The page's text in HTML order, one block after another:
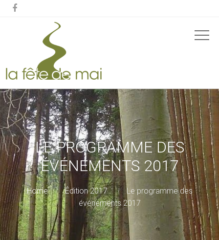

LE PROGRAMME DES
ÉVÉNEMENTS 2017
Home Édition 2017
Le programme des
événements 2017